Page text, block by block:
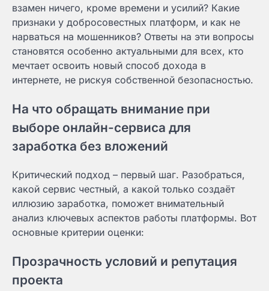
взамен ничего, кроме времени и усилий? Какие
признаки у добросовестных платформ, и как не
нарваться на мошенников? Ответы на эти вопросы
становятся особенно актуальными для всех, кто
мечтает освоить новый способ дохода в
интернете, не рискуя собственной безопасностью.
На что обращать внимание при
выборе онлайн-сервиса для
заработка без вложений
Критический подход – первый шаг. Разобраться,
какой сервис честный, а какой только создаёт
иллюзию заработка, поможет внимательный
анализ ключевых аспектов работы платформы. Вот
основные критерии оценки:
Прозрачность условий и репутация
проекта